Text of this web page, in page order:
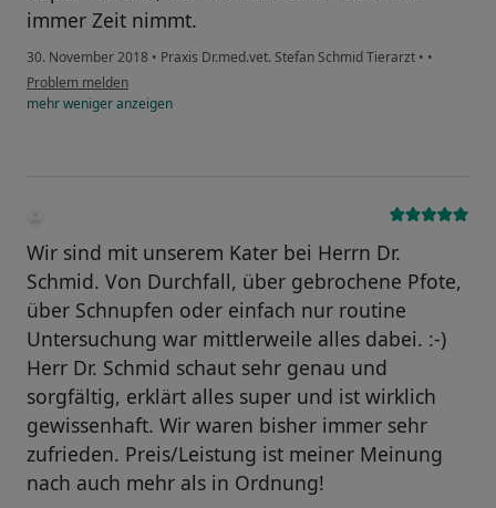
immer Zeit nimmt.
30. November 2018 • Praxis Dr.med.vet. Stefan Schmid Tierarzt • •
Problem melden
mehrwenigeranzeigen
Wir sind mit unserem Kater bei Herrn Dr.
Schmid. Von Durchfall, über gebrochene Pfote,
über Schnupfen oder einfach nur routine
Untersuchung war mittlerweile alles dabei. :-)
Herr Dr. Schmid schaut sehr genau und
sorgfältig, erklärt alles super und ist wirklich
gewissenhaft. Wir waren bisher immer sehr
zufrieden. Preis/Leistung ist meiner Meinung
nach auch mehr als in Ordnung!